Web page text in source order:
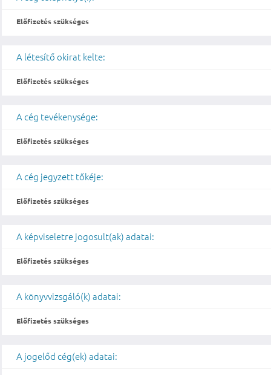
Előfizetés szükséges
A létesítő okirat kelte:
Előfizetés szükséges
A cég tevékenysége:
Előfizetés szükséges
A cég jegyzett tőkéje:
Előfizetés szükséges
A képviseletre jogosult(ak) adatai:
Előfizetés szükséges
A könyvvizsgáló(k) adatai:
Előfizetés szükséges
A jogelőd cég(ek) adatai: